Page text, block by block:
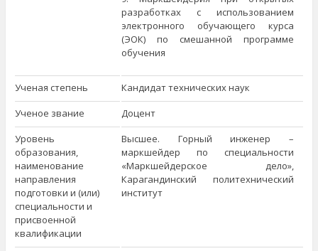
разработках с использованием
электронного обучающего курса
(ЭОК) по смешанной программе
обучения
Ученая степень
Кандидат технических наук
Ученое звание
Доцент
Уровень
образования,
наименование
направления
подготовки и (или)
специальности и
присвоенной
квалификации
Высшее. Горный инженер –
маркшейдер по специальности
«Маркшейдерское дело»,
Карагандинский политехнический
институт